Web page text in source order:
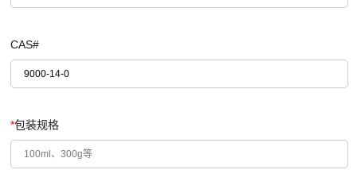
CAS#
*包装规格